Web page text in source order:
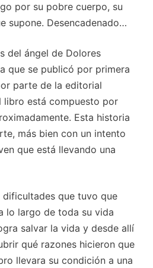
por su pobre cuerpo, su
supone. Desencadenado…
del ángel de Dolores
que se publicó por primera
parte de la editorial
libro está compuesto por
Esta historia
más bien con un intento
que está llevando una
que tuvo que
lo largo de toda su vida
salvar la vida y desde allí
qué razones hicieron que
llevara su condición a una